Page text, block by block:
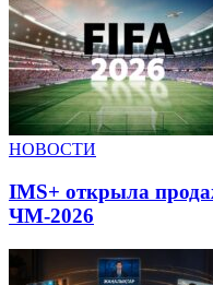
НОВОСТИ
IMS+ открыла
ЧМ-2026